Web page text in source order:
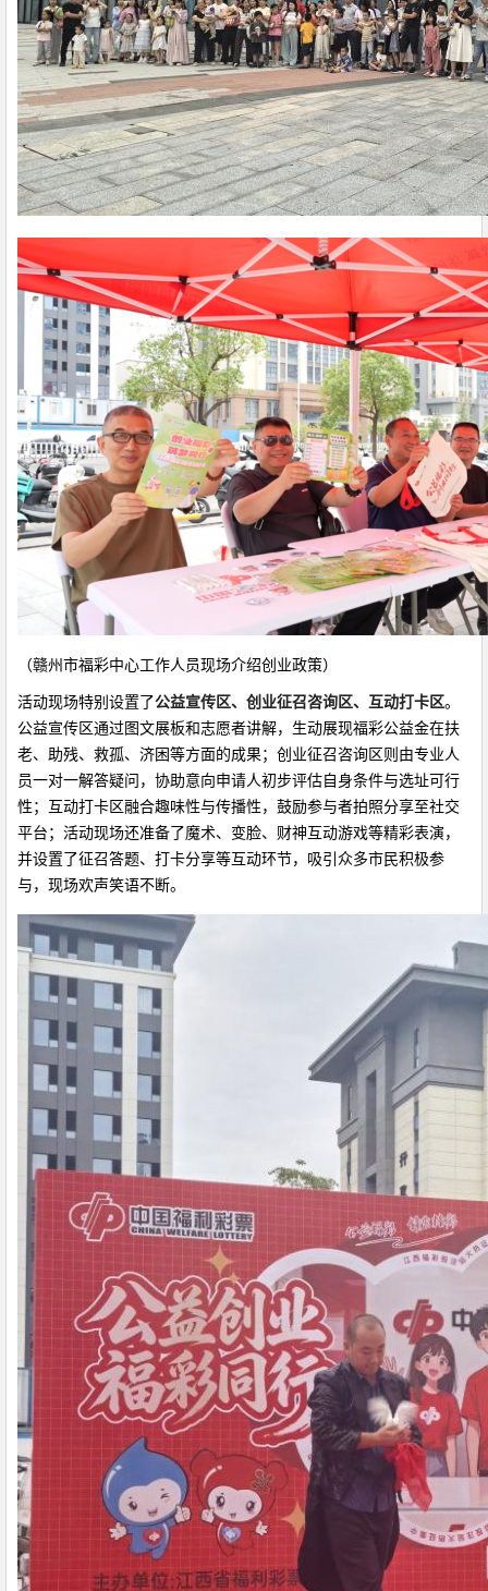
（赣州市福彩中心工作人员现场介绍创业政策）
活动现场特别设置了公益宣传区、创业征召咨询区、互动打卡区。
公益宣传区通过图文展板和志愿者讲解，生动展现福彩公益金在扶
老、助残、救孤、济困等方面的成果；创业征召咨询区则由专业人
员一对一解答疑问，协助意向申请人初步评估自身条件与选址可行
性；互动打卡区融合趣味性与传播性，鼓励参与者拍照分享至社交
平台；活动现场还准备了魔术、变脸、财神互动游戏等精彩表演，
并设置了征召答题、打卡分享等互动环节，吸引众多市民积极参
与，现场欢声笑语不断。